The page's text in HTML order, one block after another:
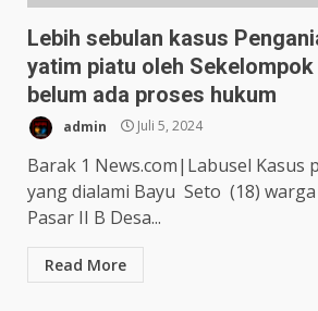
Lebih sebulan kasus
yatim piatu oleh Sekelompok
belum ada proses hukum
admin Juli 5, 2024
Barak 1 News.com|Labusel Kasus
yang dialami Bayu Seto (18)
Pasar II B Desa...
Read More